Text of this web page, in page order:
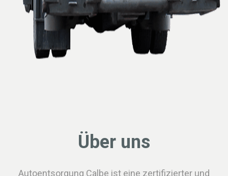
Über uns
Autoentsorgung Calbe ist eine zertifizierter und